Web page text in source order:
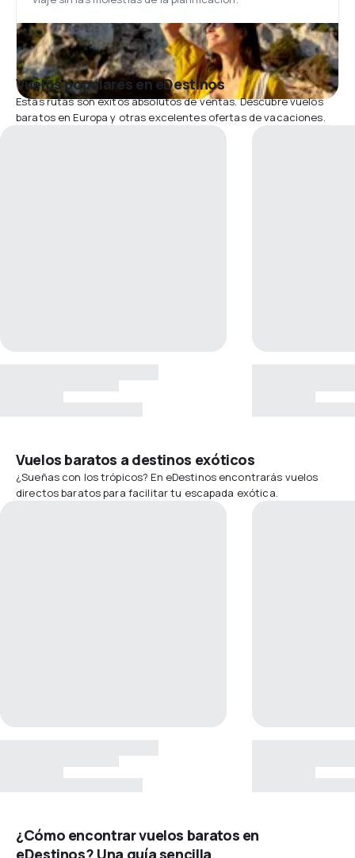
Vuelos populares en eDestinos
Estas rutas son éxitos absolutos de ventas. Descubre vuelos
baratos en Europa y otras excelentes ofertas de vacaciones.
Vuelos baratos a destinos exóticos
¿Sueñas con los trópicos? En eDestinos encontrarás vuelos
directos baratos para facilitar tu escapada exótica.
¿Cómo encontrar vuelos baratos en
eDestinos? Una guía sencilla